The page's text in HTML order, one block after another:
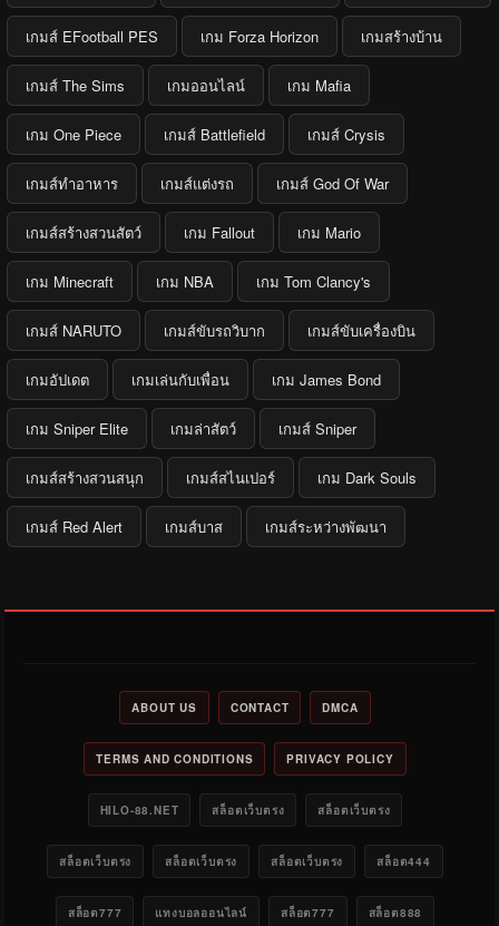
เกมส์ EFootball PES เกม Forza Horizon เกมสร้างบ้าน
เกมส์ The Sims เกมออนไลน์ เกม Mafia
เกม One Piece เกมส์ Battlefield เกมส์ Crysis
เกมส์ทำอาหาร เกมส์แต่งรถ เกมส์ God Of War
เกมส์สร้างสวนสัตว์ เกม Fallout เกม Mario
เกม Minecraft เกม NBA เกม Tom Clancy's
เกมส์ NARUTO เกมส์ขับรถวิบาก เกมส์ขับเครื่องบิน
เกมอัปเดต เกมเล่นกับเพื่อน เกม James Bond
เกม Sniper Elite เกมล่าสัตว์ เกมส์ Sniper
เกมส์สร้างสวนสนุก เกมส์สไนเปอร์ เกม Dark Souls
เกมส์ Red Alert เกมส์บาส เกมส์ระหว่างพัฒนา
ABOUT US CONTACT DMCA
TERMS AND CONDITIONS PRIVACY POLICY
HILO-88.NET สล็อตเว็บตรง สล็อตเว็บตรง
สล็อตเว็บตรง สล็อตเว็บตรง สล็อตเว็บตรง สล็อต444
สล็อต777 แทงบอลออนไลน์ สล็อต777 สล็อต888